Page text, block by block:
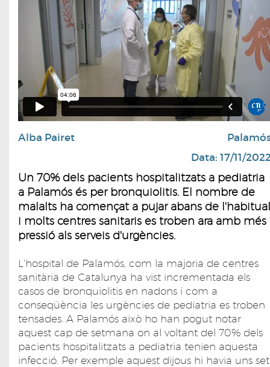
Alba Pairet
Data: 17/11/
Un 70% dels pacients hospitalitzats a pediatria
a Palamós és per bronquiolitis. El nombre de
malalts ha començat a pujar abans de l'habitual
i molts centres sanitaris es troben ara amb més
pressió als serveis d'urgències.
L'hospital de Palamós, com la majoria de centres
sanitària de Catalunya ha vist incrementada els
casos de bronquiolitis en nadons i com a
conseqüència les urgències de pediatria es troben
tensades. A Palamós això ho han pogut notar
aquest cap de setmana on al voltant del 70% dels
pacients hospitalitzats a pediatria tenien aquesta
infecció. Per exemple aquest dijous hi havia uns set